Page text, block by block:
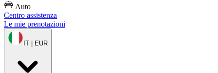
Auto
Centro assistenza
Le mie prenotazioni
IT | EUR